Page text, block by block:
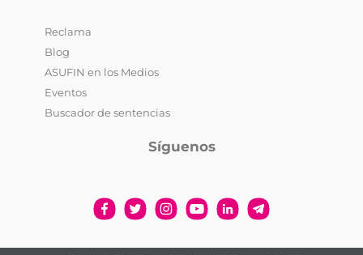
Reclama
Blog
ASUFIN en los Medios
Eventos
Buscador de sentencias
Síguenos